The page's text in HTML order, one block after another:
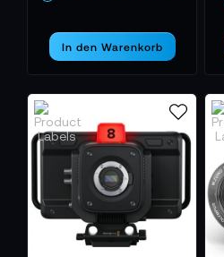
In den Warenkorb